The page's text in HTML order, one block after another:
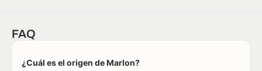
FAQ
¿Cuál es el origen de Marlon?